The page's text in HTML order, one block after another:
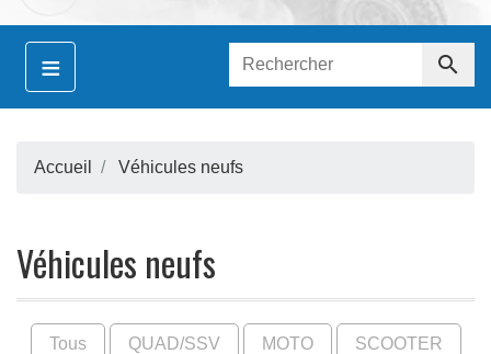
≡ 
Accueil Véhicules neufs
Véhicules neufs
Tous QUAD/SSV MOTO SCOOTER